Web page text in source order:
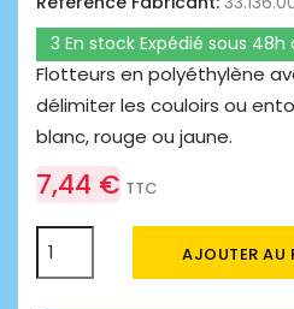
3 En stock Expédié sous 48h
Flotteurs en polyéthylène
délimiter les couloirs ou
blanc, rouge ou jaune.
7,44 € TTC
AJOUTER AU